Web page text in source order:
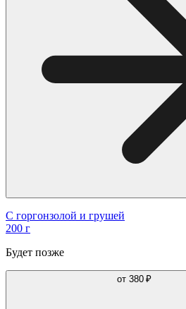
С горгонзолой и грушей
200 г
Будет позже
от 380 ₽